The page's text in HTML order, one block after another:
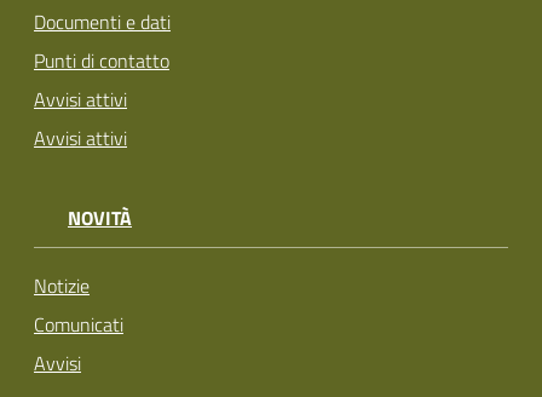
Documenti e dati
Punti di contatto
Avvisi attivi
Avvisi attivi
NOVITÀ
Notizie
Comunicati
Avvisi